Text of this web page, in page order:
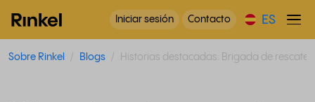
Iniciar sesión Contacto ES
Sobre Rinkel Blogs Historias destacadas: Brigada de rescate